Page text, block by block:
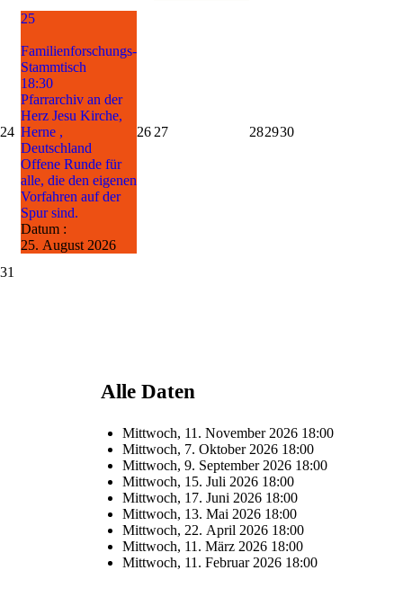
24
25
Familienforschungs-
Stammtisch
18:30
Pfarrarchiv an der
Herz Jesu Kirche,
Herne ,
Deutschland
Offene Runde für
alle, die den eigenen
Vorfahren auf der
Spur sind.
Datum :
25. August 2026
26 27 282930
31
Alle Daten
Mittwoch, 11. November 2026 18:00
Mittwoch, 7. Oktober 2026 18:00
Mittwoch, 9. September 2026 18:00
Mittwoch, 15. Juli 2026 18:00
Mittwoch, 17. Juni 2026 18:00
Mittwoch, 13. Mai 2026 18:00
Mittwoch, 22. April 2026 18:00
Mittwoch, 11. März 2026 18:00
Mittwoch, 11. Februar 2026 18:00